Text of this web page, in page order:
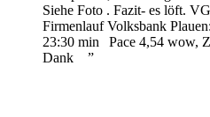
Siehe Foto . Fazit- es löft.
Firmenlauf Volksbank Plauen:
23:30 min
Pace 4,54 wow,
Dank